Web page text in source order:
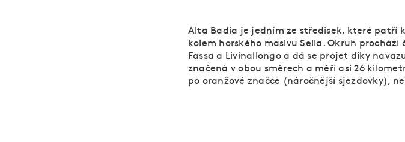
Alta Badia je jedním ze středisek, které patří
kolem horského masivu Sella. Okruh
Fassa a Livinallongo a dá se projet díky
značená v obou směrech a měří asi 26
po oranžové značce (náročnější sjezdovky),